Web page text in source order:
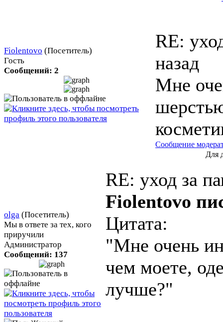
Fiolentovo (Посетитель)
Гость
Сообщений: 2
RE:
назад
Мне
Сообщение
Для
olga (Посетитель)
Мы в ответе за тех, кого
приручили
Администратор
Сообщений: 137
RE: уход за
Fiolentovo
Цитата:
"Мне очень
чем моете,
лучше?"